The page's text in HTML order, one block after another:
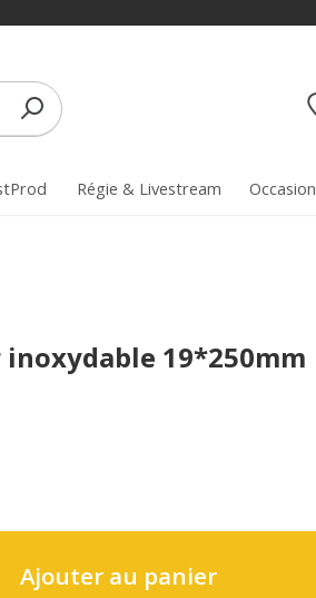
Régie & Livestream Occasion
19*250mm
Ajouter au panier